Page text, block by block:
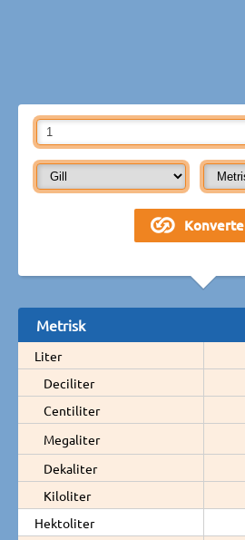
Metrisk
Liter
Deciliter
Centiliter
Megaliter
Dekaliter
Kiloliter
Hektoliter